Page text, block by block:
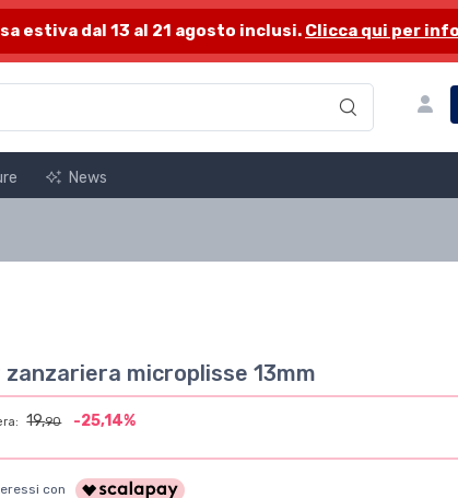
estiva dal 13 al 21 agosto inclusi. Clicca qui per
News
microplisse 13mm
19,90 -25,14%
con